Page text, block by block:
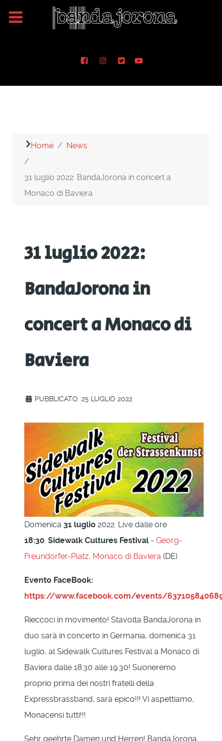
Home News
31 luglio 2022: BandaJorona in concert a
Monaco di Baviera
31 luglio 2022:
BandaJorona in
concert a Monaco di
Baviera
PUBBLICATO: 25 LUGLIO 2022
Domenica 31 luglio 2022. Live dalle ore
18:30 Sidewalk Cultures Festival - Georg-
Freundorfer-Platz, Monaco di Baviera (DE)
Evento FaceBook:
https://www.facebook.com/events/
Rieccoci in movimento! Stavolta BandaJorona in
duo sarà in concerto in Germania, domenica 31
luglio, al Sidewalk Cultures Festival a Monaco di
Baviera dalle 18.30 alle 19.30! Suoneremo
proprio prima dei nostri fratelli della
Expressbrassband, sarà epico!!! Vi aspettiamo,
Monacensi tutti!!!
Sehr geehrte Damen und Herren! BandaJorona